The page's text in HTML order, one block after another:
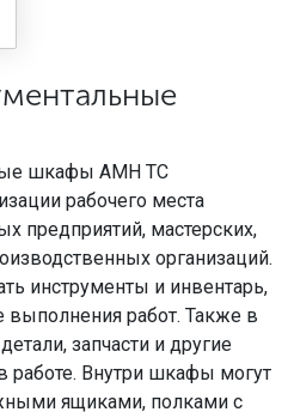
шкафы AMH TC
рабочего места
предприятий, мастерских,
организаций.
инструменты и инвентарь,
работ. Также в
запчасти и другие
Внутри шкафы могут
ящиками, полками с